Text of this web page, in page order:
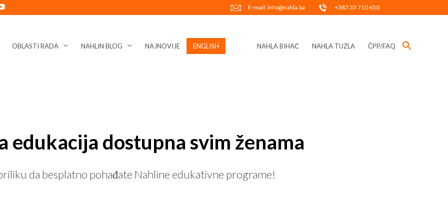
E-mail: info@nahla.ba +387 33 710 650
OBLASTI RADA NAHLIN BLOG NAJNOVIJE ENGLISH NAHLA BIHAĆ NAHLA TUZLA ČPP/FAQ
edukacija dostupna svim ženama
da besplatno pohađate Nahline edukativne programe!